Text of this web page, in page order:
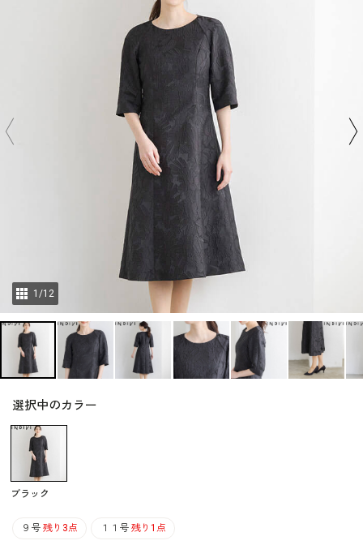
1 /12
選択中のカラー
ブラック
９号 残り3点 １１号 残り1点